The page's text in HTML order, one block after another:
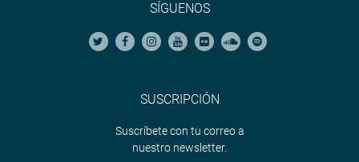
SÍGUENOS
SUSCRIPCIÓN
Suscríbete con tu correo a
nuestro newsletter.